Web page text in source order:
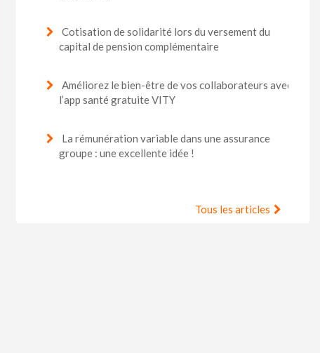
Cotisation de solidarité lors du versement du
capital de pension complémentaire
Améliorez le bien-être de vos collaborateurs avec
l’app santé gratuite VITY
La rémunération variable dans une assurance
groupe : une excellente idée !
Tous les articles